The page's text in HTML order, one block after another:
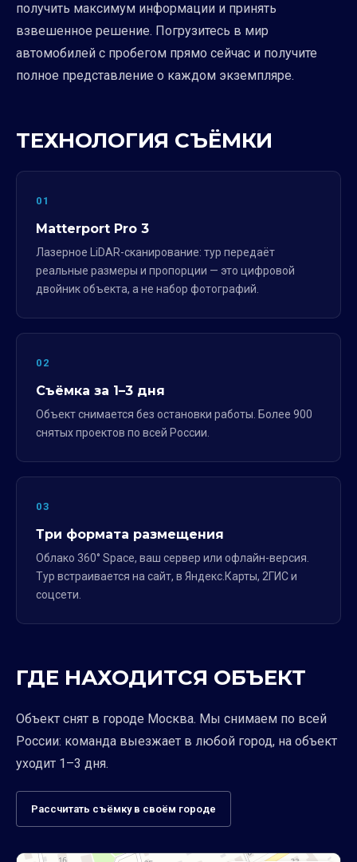
получить максимум информации и принять
взвешенное решение. Погрузитесь в мир
автомобилей с пробегом прямо сейчас и получите
полное представление о каждом экземпляре.
ТЕХНОЛОГИЯ СЪЁМКИ
01
Matterport Pro 3
Лазерное LiDAR-сканирование: тур передаёт
реальные размеры и пропорции — это цифровой
двойник объекта, а не набор фотографий.
02
Съёмка за 1–3 дня
Объект снимается без остановки работы. Более 900
снятых проектов по всей России.
03
Три формата размещения
Облако 360° Space, ваш сервер или офлайн-версия.
Тур встраивается на сайт, в Яндекс.Карты, 2ГИС и
соцсети.
ГДЕ НАХОДИТСЯ ОБЪЕКТ
Объект снят в городе Москва. Мы снимаем по всей
России: команда выезжает в любой город, на объект
уходит 1–3 дня.
Рассчитать съёмку в своём городе